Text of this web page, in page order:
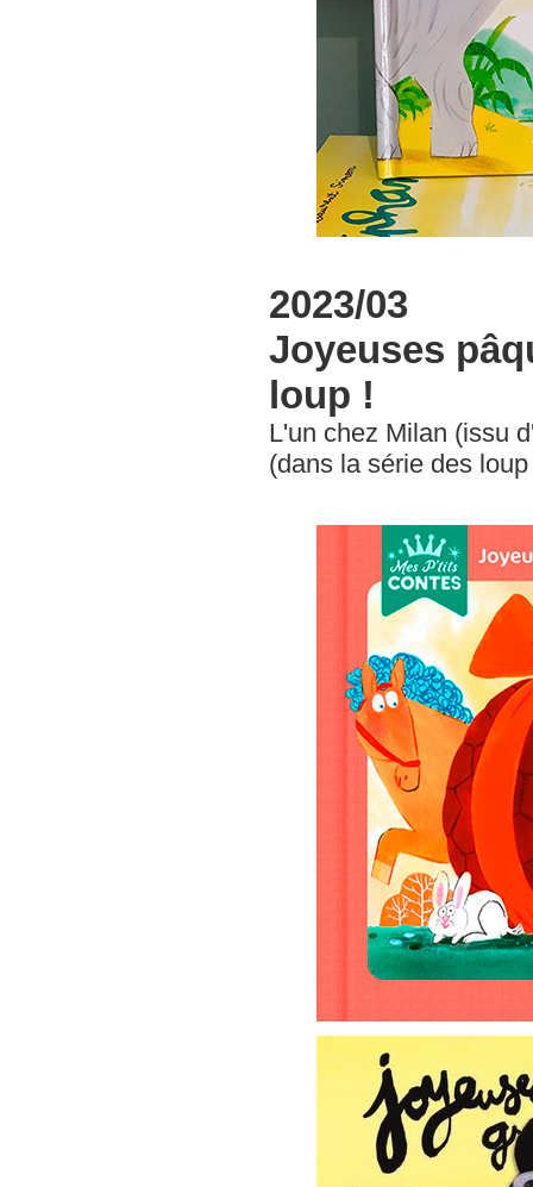
2023/03
Joyeuses
loup !
L'un chez Milan (issu
(dans la série des